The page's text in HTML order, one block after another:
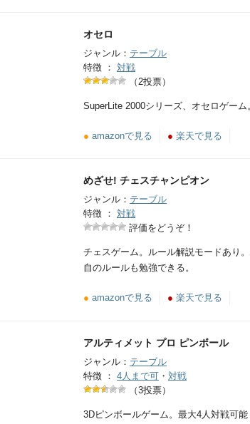
オセロ
ジャンル： テーブル
特徴 ： 対戦
（2投票）
SuperLite 2000シリーズ、オセロゲーム
● amazonで見る ● 楽天で見る
めざせ! チェスチャンピオン
ジャンル： テーブル
特徴 ： 対戦
評価をどうぞ！
チェスゲーム。ルール解説モードあり
自のルールも勉強できる。
● amazonで見る ● 楽天で見る
アルティメット プロ ピンボール
ジャンル： テーブル
特徴 ： 4人まで可 ・ 対戦
（3投票）
3Dピンボールゲーム。最大4人対戦可能